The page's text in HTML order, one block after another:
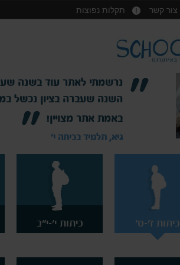
צור קשר תקלות נפוצות
מה שטוב באתר הזה, זה שאני
בקצב שלי, ולחזור שוב ושוב
יולי, תלמידה בכיתה ט'
כיתות ז'-ט' כיתות י'-י"ב